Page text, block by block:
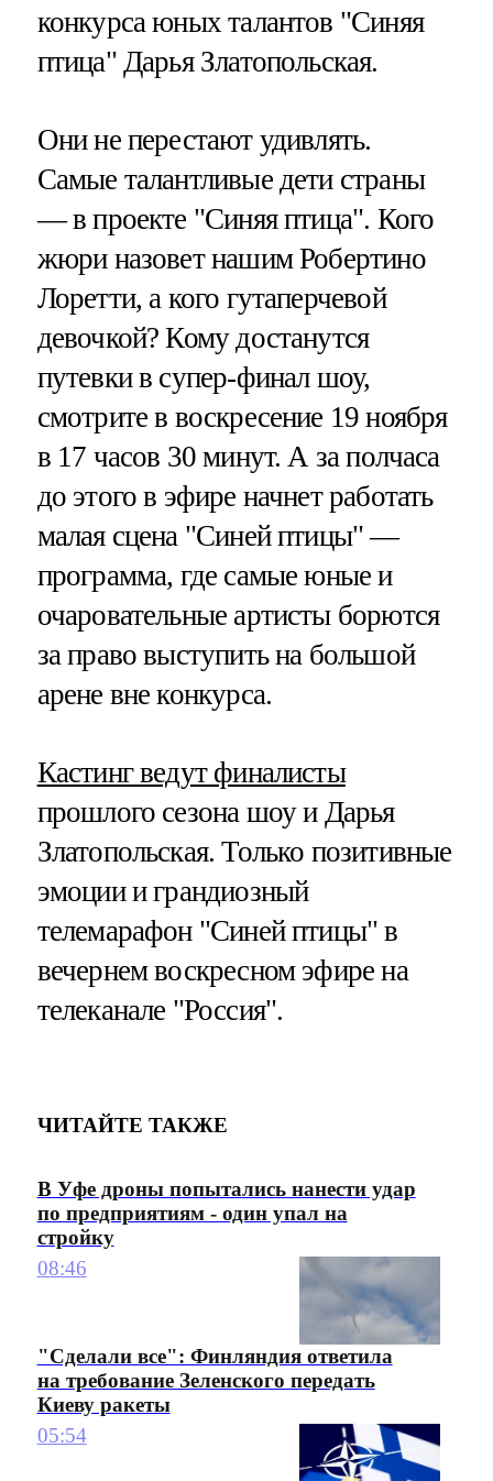
конкурса юных талантов "Синяя
птица" Дарья Златопольская.
Они не перестают удивлять.
Самые талантливые дети страны
— в проекте "Синяя птица". Кого
жюри назовет нашим Робертино
Лоретти, а кого гутаперчевой
девочкой? Кому достанутся
путевки в супер-финал шоу,
смотрите в воскресение 19 ноября
в 17 часов 30 минут. А за полчаса
до этого в эфире начнет работать
малая сцена "Синей птицы" —
программа, где самые юные и
очаровательные артисты борются
за право выступить на большой
арене вне конкурса.
Кастинг ведут финалисты
прошлого сезона шоу и Дарья
Златопольская. Только позитивные
эмоции и грандиозный
телемарафон "Синей птицы" в
вечернем воскресном эфире на
телеканале "Россия".
ЧИТАЙТЕ ТАКЖЕ
В Уфе дроны попытались нанести удар
по предприятиям - один упал на
стройку
08:46
"Сделали все": Финляндия ответила
на требование Зеленского передать
Киеву ракеты
05:54